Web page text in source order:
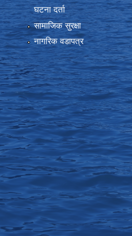
घटना दर्ता
सामाजिक सुरक्षा
नागरिक वडापत्र